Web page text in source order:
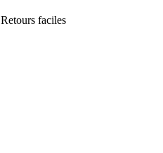
Retours faciles